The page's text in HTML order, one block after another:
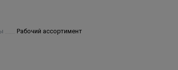
Рабочий ассортимент